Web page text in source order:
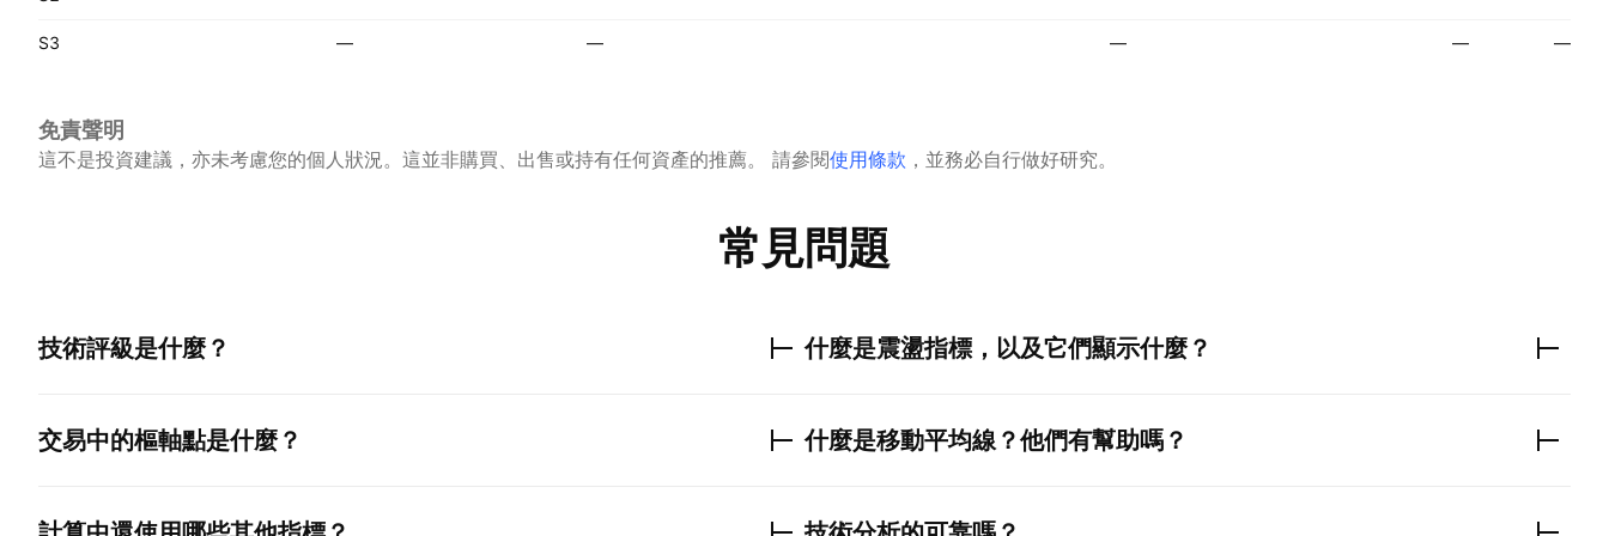
S3 — — — — —
免責聲明
這不是投資建議，亦未考慮您的個人狀況。這並非購買、出售或持有任何資產的推薦。 請參閱使用條款 ，並務必自行做好研究。
常見問題
技術評級是什麼？
交易中的樞軸點是什麼？
什麼是震盪指標，以及它們顯示什麼？
什麼是移動平均線？他們有幫助嗎？